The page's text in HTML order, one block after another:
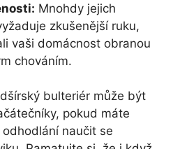
Mnohdy jejich
zkušenější ruku,
vaši domácnost obranou
chováním.
bulteriér může být
pokud máte
naučit se